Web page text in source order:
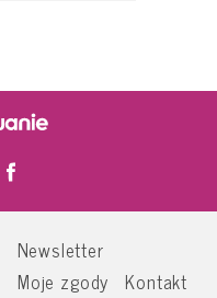
Newsletter
Moje zgody Kontakt